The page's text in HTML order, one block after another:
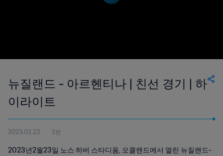
뉴질랜드 - 아르헨티나 | 친선 경기 | 하
이라이트
2023.02.23 2분
2023년2월23일 노스 하버 스타디움, 오클랜드에서 열린 뉴질랜드-